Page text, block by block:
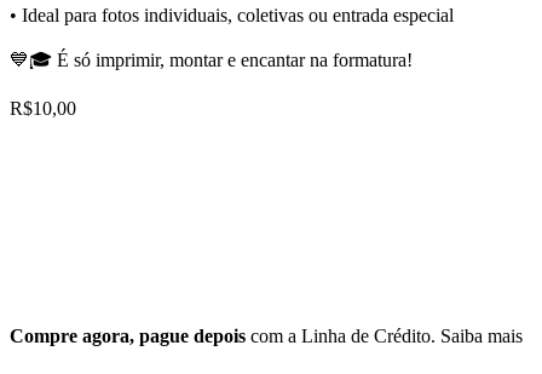
• Ideal para fotos individuais, coletivas ou entrada especial
💙🎓 É só imprimir, montar e encantar na formatura!
R$10,00
Compre agora, pague depois com a Linha de Crédito. Saiba mais